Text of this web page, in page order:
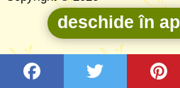
deschide în